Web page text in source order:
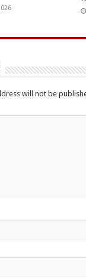
will not be